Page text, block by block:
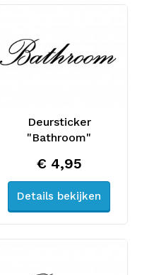
Deursticker
"Bathroom"
€ 4,95
Details bekijken